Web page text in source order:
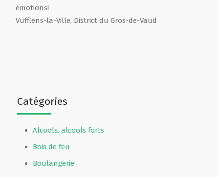
Catégories
Alcools, alcools forts
Bois de feu
Boulangerie
émotions!
Vufflens-la-Ville, District du Gros-de-Vaud